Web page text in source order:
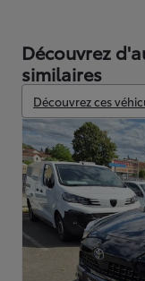
Découvrez
similaires
Découvrez ces